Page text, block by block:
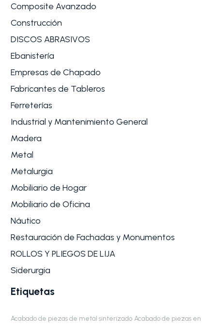
Composite Avanzado
Construcción
DISCOS ABRASIVOS
Ebanistería
Empresas de Chapado
Fabricantes de Tableros
Ferreterías
Industrial y Mantenimiento General
Madera
Metal
Metalurgia
Mobiliario de Hogar
Mobiliario de Oficina
Náutico
Restauración de Fachadas y Monumentos
ROLLOS Y PLIEGOS DE LIJA
Siderurgia
Etiquetas
Acabado de piezas de metal sinterizado Acabado de piezas en